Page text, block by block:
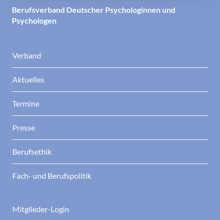
Berufsverband Deutscher Psychologinnen und
Psychologen
Verband
Aktuelles
Termine
Presse
Berufsethik
Fach- und Berufspolitik
Mitglieder-Login